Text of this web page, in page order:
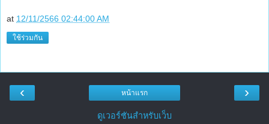
at 12/11/2566 02:44:00 AM
ใช้ร่วมกัน
‹ ›
หน้าแรก
ดูเวอร์ชันสำหรับเว็บ